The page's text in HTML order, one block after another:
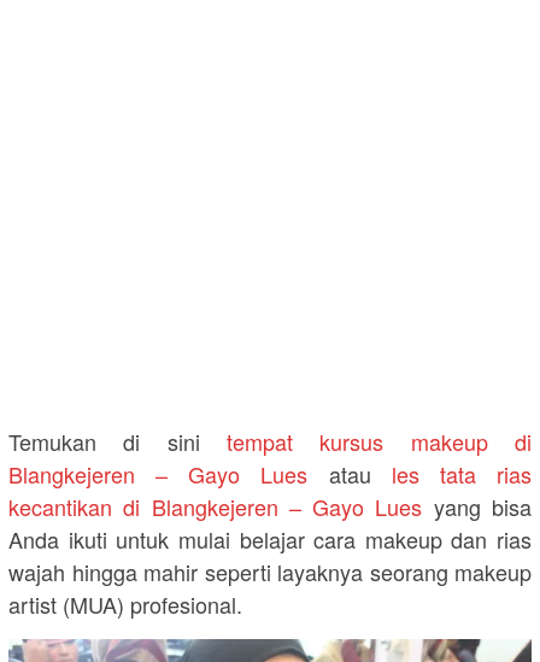
Temukan di sini tempat kursus makeup di
Blangkejeren – Gayo Lues atau les tata rias
kecantikan di Blangkejeren – Gayo Lues yang bisa
Anda ikuti untuk mulai belajar cara makeup dan rias
wajah hingga mahir seperti layaknya seorang makeup
artist (MUA) profesional.